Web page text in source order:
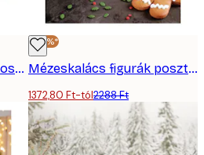
Baby It's Cold Outside Poster
-40%*
Mézeskalács figurák poszter
1372,80 Ft-tól2288 Ft